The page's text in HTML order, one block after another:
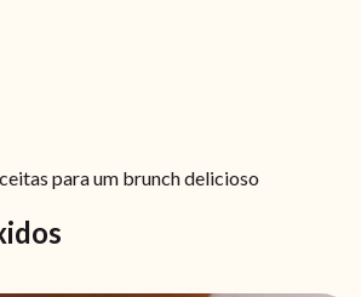
para um brunch delicioso